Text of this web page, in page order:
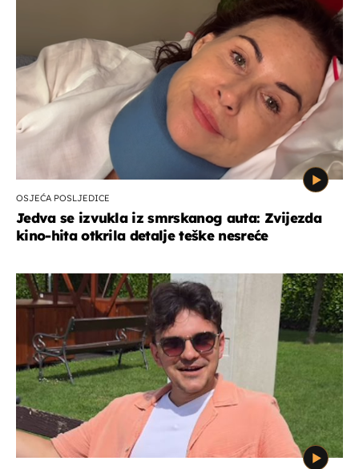
OSJEĆA POSLJEDICE
Jedva se izvukla iz smrskanog auta: Zvijezda
kino-hita otkrila detalje teške nesreće